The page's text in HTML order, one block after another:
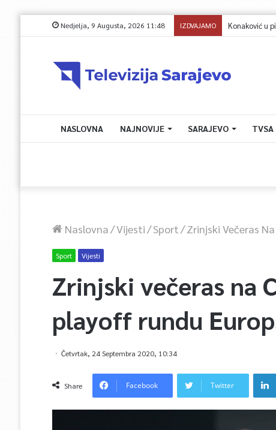
Nedjelja, 9 Augusta, 2026 11:48 IZDVAJAMO Konaković u
NASLOVNA NAJNOVIJE SARAJEVO TVSA
Naslovna/Vijesti/Sport/Zrinjski Večeras
Sport Vijesti
Zrinjski večeras na
playoff rundu
Četvrtak, 24 Septembra 2020, 10:34
Share Facebook Twitter